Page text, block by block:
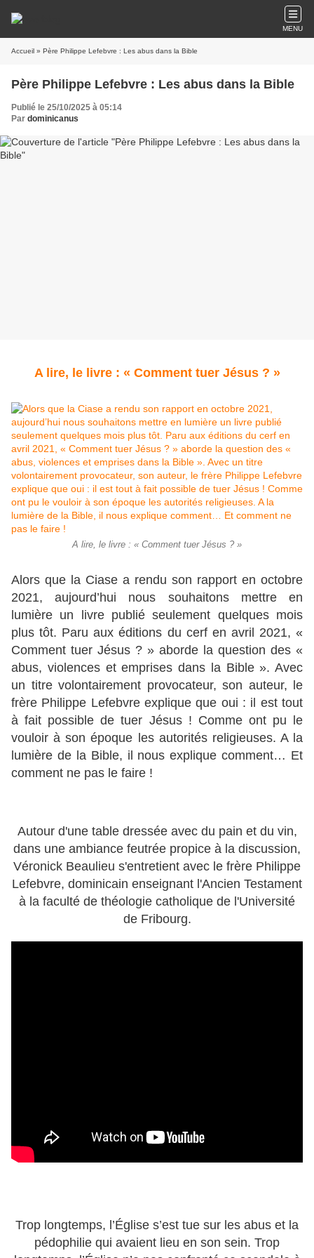
MENU
Accueil » Père Philippe Lefebvre : Les abus dans la Bible
Père Philippe Lefebvre : Les abus dans la Bible
Publié le 25/10/2025 à 05:14
Par dominicanus
A lire, le livre : « Comment tuer Jésus ? »
A lire, le livre : « Comment tuer Jésus ? »
Alors que la Ciase a rendu son rapport en octobre
2021, aujourd’hui nous souhaitons mettre en
lumière un livre publié seulement quelques mois
plus tôt. Paru aux éditions du cerf en avril 2021, «
Comment tuer Jésus ? » aborde la question des «
abus, violences et emprises dans la Bible ». Avec
un titre volontairement provocateur, son auteur, le
frère Philippe Lefebvre explique que oui : il est tout
à fait possible de tuer Jésus ! Comme ont pu le
vouloir à son époque les autorités religieuses. A la
lumière de la Bible, il nous explique comment… Et
comment ne pas le faire !
Autour d'une table dressée avec du pain et du vin,
dans une ambiance feutrée propice à la discussion,
Véronick Beaulieu s'entretient avec le frère Philippe
Lefebvre, dominicain enseignant l'Ancien Testament
à la faculté de théologie catholique de l'Université
de Fribourg.
Trop longtemps, l’Église s’est tue sur les abus et la
pédophilie qui avaient lieu en son sein. Trop